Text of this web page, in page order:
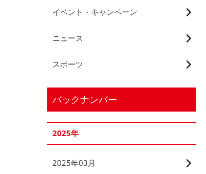
イベント・キャンペーン
ニュース
スポーツ
バックナンバー
2025年
2025年03月